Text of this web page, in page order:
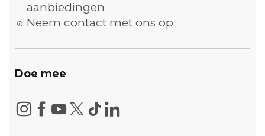
aanbiedingen
Neem contact met ons op
Doe mee